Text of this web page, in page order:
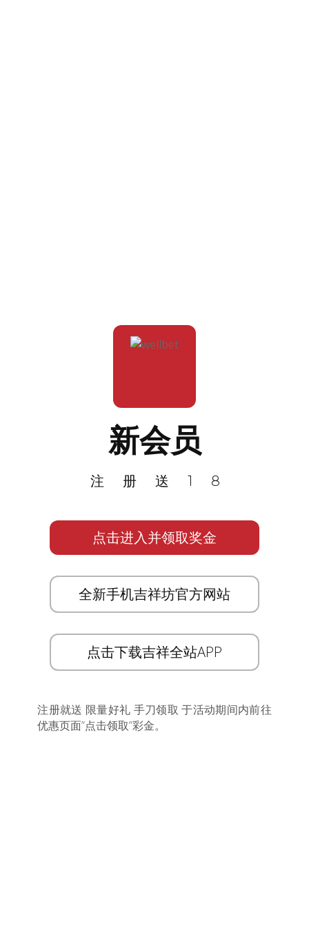
新会员
注册送18
点击进入并领取奖金
全新手机吉祥坊官方网站
点击下载吉祥全站APP
注册就送 限量好礼 手刀领取 于活动期间内前往
优惠页面”点击领取”彩金。